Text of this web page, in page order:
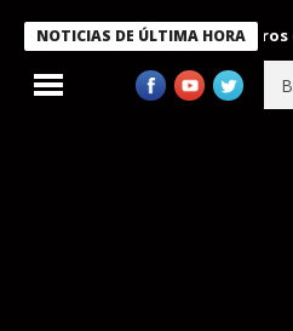
NOTICIAS DE ÚLTIMA HORA
condecora a miembros de